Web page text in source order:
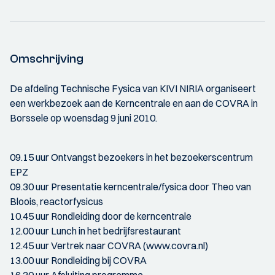
Omschrijving
De afdeling Technische Fysica van KIVI NIRIA organiseert
een werkbezoek aan de Kerncentrale en aan de COVRA in
Borssele op woensdag 9 juni 2010.
09.15 uur Ontvangst bezoekers in het bezoekerscentrum
EPZ
09.30 uur Presentatie kerncentrale/fysica door Theo van
Bloois, reactorfysicus
10.45 uur Rondleiding door de kerncentrale
12.00 uur Lunch in het bedrijfsrestaurant
12.45 uur Vertrek naar COVRA (www.covra.nl)
13.00 uur Rondleiding bij COVRA